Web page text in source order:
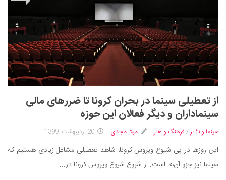
علمی
فناوری‌ها
نجوم و هوا فضا
زمین و محیط زیست
خودرو
سرگرمی
دانستنی‌ها
بازی
فال
از تعطیلی سینما در بحران کرونا تا ضررهای مالی
سینماداران و دیگر فعالان این حوزه
سینما و تئاتر / فرهنگ و هنر مهتا مجدی 20 اردیبهشت, 1399
این روزها در پی شیوع ویروس کرونا، شاهد تعطیلی مشاغل زیادی هستیم که
سینما نیز جزو آن‌ها است. از شروع شیوع ویروس کرونا در...